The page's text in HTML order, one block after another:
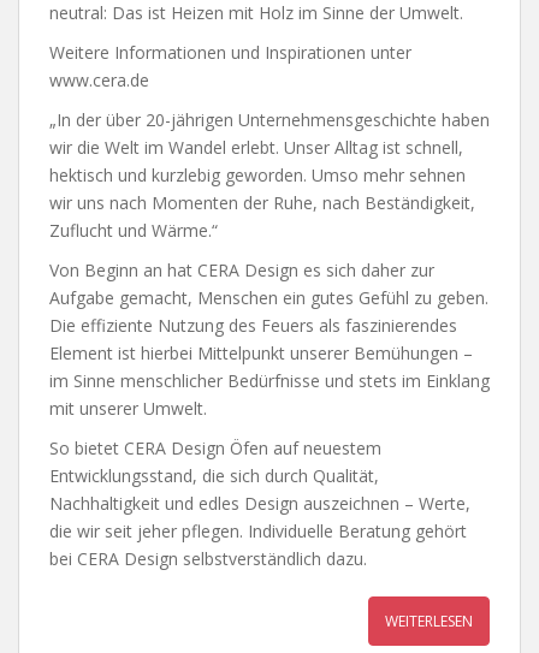
neutral: Das ist Heizen mit Holz im Sinne der Umwelt.
Weitere Informationen und Inspirationen unter
www.cera.de
„In der über 20-jährigen Unternehmensgeschichte haben
wir die Welt im Wandel erlebt. Unser Alltag ist schnell,
hektisch und kurzlebig geworden. Umso mehr sehnen
wir uns nach Momenten der Ruhe, nach Beständigkeit,
Zuflucht und Wärme.“
Von Beginn an hat CERA Design es sich daher zur
Aufgabe gemacht, Menschen ein gutes Gefühl zu geben.
Die effiziente Nutzung des Feuers als faszinierendes
Element ist hierbei Mittelpunkt unserer Bemühungen –
im Sinne menschlicher Bedürfnisse und stets im Einklang
mit unserer Umwelt.
So bietet CERA Design Öfen auf neuestem
Entwicklungsstand, die sich durch Qualität,
Nachhaltigkeit und edles Design auszeichnen – Werte,
die wir seit jeher pflegen. Individuelle Beratung gehört
bei CERA Design selbstverständlich dazu.
WEITERLESEN